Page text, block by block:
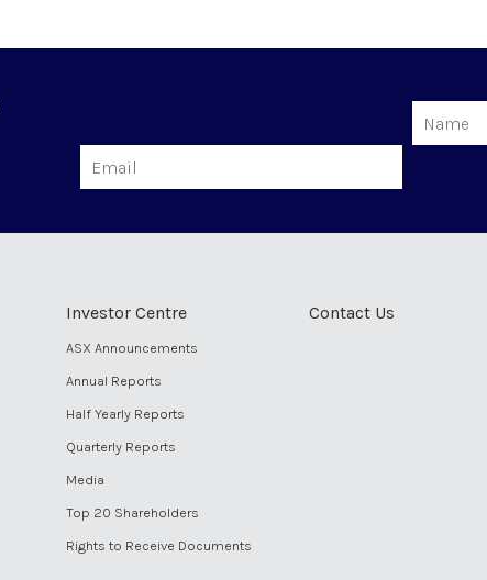
Investor Centre
ASX Announcements
Annual Reports
Half Yearly Reports
Quarterly Reports
Media
Top 20 Shareholders
Rights to Receive Documents
Contact Us